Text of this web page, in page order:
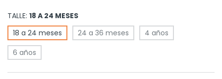
TALLE: 18 A 24 MESES
18 a 24 meses
24 a 36 meses
4 años
6 años